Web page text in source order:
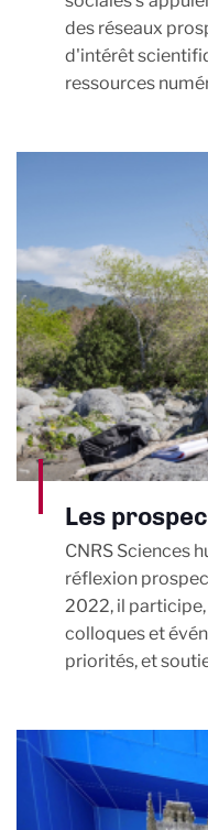
des réseaux
d'intérêt
ressources
Les
CNRS Sciences
réflexion
2022, il
colloques et
priorités, et